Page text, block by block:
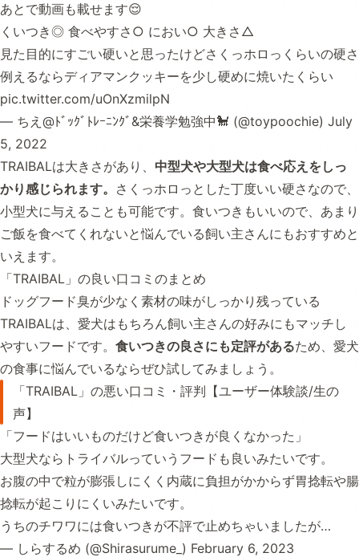
あとで動画も載せます😌
くいつき◎ 食べやすさ○ におい○ 大きさ△
見た目的にすごい硬いと思ったけどさくっホロっくらいの硬さ
例えるならディアマンクッキーを少し硬めに焼いたくらい
pic.twitter.com/uOnXzmilpN
— ちえ@ﾄﾞｯｸﾞﾄﾚｰﾆﾝｸﾞ&栄養学勉強中🐩 (@toypoochie) July
5, 2022
TRAIBALは大きさがあり、 中型犬や大型犬は食べ応えをしっ
かり感じられます。 さくっホロっとした丁度いい硬さなので、
小型犬に与えることも可能です。食いつきもいいので、あまり
ご飯を食べてくれないと悩んでいる飼い主さんにもおすすめと
いえます。
「TRAIBAL」の良い口コミのまとめ
ドッグフード臭が少なく素材の味がしっかり残っている
TRAIBALは、愛犬はもちろん飼い主さんの好みにもマッチし
やすいフードです。 食いつきの良さにも定評があるため、愛犬
の食事に悩んでいるならぜひ試してみましょう。
「TRAIBAL」の悪い口コミ・評判【ユーザー体験談/生の
声】
「フードはいいものだけど食いつきが良くなかった」
大型犬ならトライバルっていうフードも良いみたいです。
お腹の中で粒が膨張しにくく内蔵に負担がかからず胃捻転や腸
捻転が起こりにくいみたいです。
うちのチワワには食いつきが不評で止めちゃいましたが…
— しらするめ (@Shirasurume_) February 6, 2023